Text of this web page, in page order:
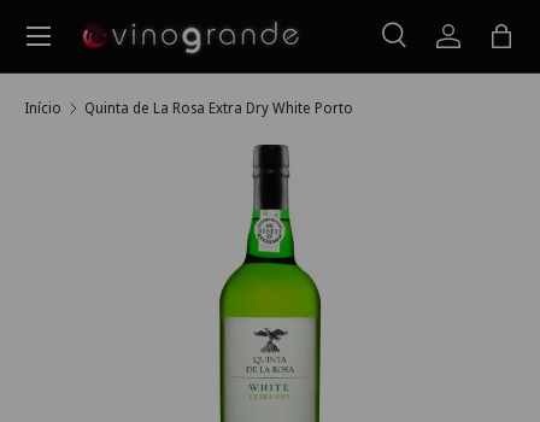
Ir para o conteúdo
Pesquisar
PesquisarIniciarSaco
Menu
Início Quinta de La Rosa Extra Dry White Porto